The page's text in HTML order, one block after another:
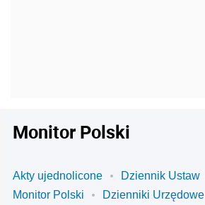
Monitor Polski
Akty ujednolicone
Dziennik Ustaw
Monitor Polski
Dzienniki Urzędowe